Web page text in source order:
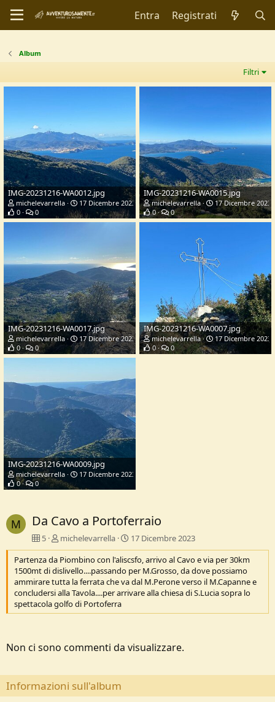
Entra Registrati
Album
Filtri
IMG-20231216-WA0012.jpg
michelevarrella
17 Dicembre 2023
0
0
IMG-20231216-WA0015.jpg
michelevarrella
17 Dicembre 2023
0
0
IMG-20231216-WA0017.jpg
michelevarrella
17 Dicembre 2023
0
0
IMG-20231216-WA0007.jpg
michelevarrella
17 Dicembre 2023
0
0
IMG-20231216-WA0009.jpg
michelevarrella
17 Dicembre 2023
0
0
M Da Cavo a Portoferraio
5 michelevarrella
17 Dicembre 2023
Partenza da Piombino con l'aliscsfo, arrivo al Cavo e via per 30km
1500mt di dislivello....passando per M.Grosso, da dove possiamo
ammirare tutta la ferrata che va dal M.Perone verso il M.Capanne e
concludersi alla Tavola....per arrivare alla chiesa di S.Lucia sopra lo
spettacola golfo di Portoferra
Non ci sono commenti da visualizzare.
Informazioni sull'album